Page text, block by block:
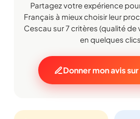
Partagez votre expérience
Français à mieux choisir leur
Cescau sur 7 critères (qualité de
en quelques
Donner mon avis